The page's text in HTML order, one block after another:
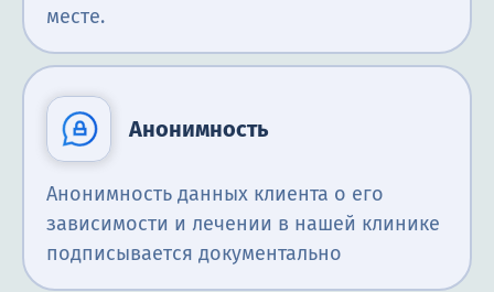
месте.
Анонимность
Анонимность данных клиента о его
зависимости и лечении в нашей клинике
подписывается документально